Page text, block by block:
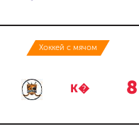
Хоккей с мячом
К� 8